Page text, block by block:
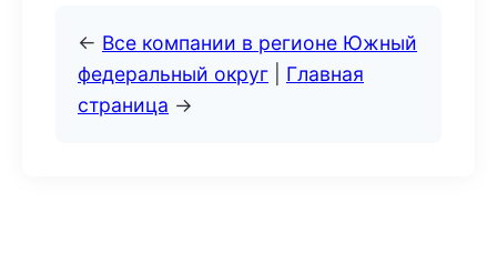
← Все компании в регионе Южный
федеральный округ
Главная
страница →